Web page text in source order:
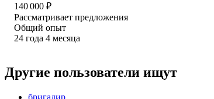
140 000 ₽
Рассматривает предложения
Общий опыт
24 года 4 месяца
Другие пользователи ищут
бригадир